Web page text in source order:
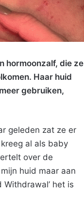
hormoonzalf, die ze
Haar huid
gebruiken,
geleden zat ze er
al als baby
over de
huid maar aan
het is